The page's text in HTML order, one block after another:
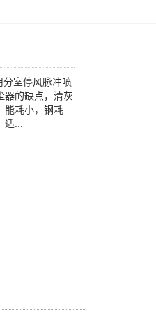
分室停风脉冲喷
器的缺点，清灰
能耗小，钢耗
...